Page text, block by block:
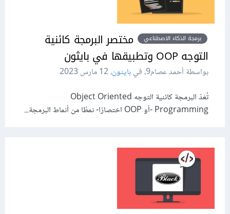
برمجة الذكاء الاصطناعي
مختصر البرمجة كائنية
التوجه OOP وتطبيقها في بايثون
بواسطة أحمد عصام9، في بايثون،12 مارس 2023
تُعَدّ البرمجة كائنية التوجه Object Oriented
Programming -أو OOP اختصارًا- نمطًا من أنماط البرمجة...